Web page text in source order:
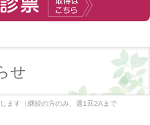
せ
ます（継続の方のみ、週1回2Aまで